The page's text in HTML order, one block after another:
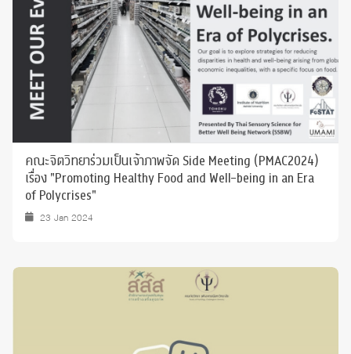
คณะจิตวิทยาร่วมเป็นเจ้าภาพจัด Side Meeting (PMAC2024)
เรื่อง "Promoting Healthy Food and Well-being in an Era
of Polycrises"
23 Jan 2024